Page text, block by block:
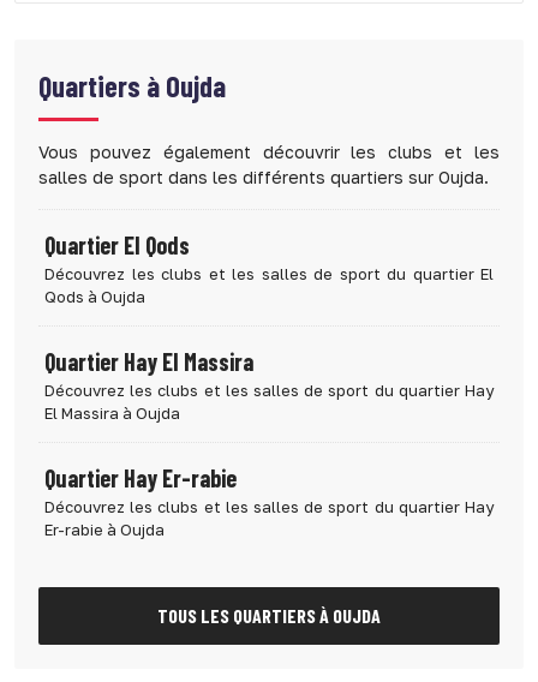
Quartiers à Oujda
Vous pouvez également découvrir les clubs et les
salles de sport dans les différents quartiers sur Oujda.
Quartier El Qods
Découvrez les clubs et les salles de sport du quartier El
Qods à Oujda
Quartier Hay El Massira
Découvrez les clubs et les salles de sport du quartier Hay
El Massira à Oujda
Quartier Hay Er-rabie
Découvrez les clubs et les salles de sport du quartier Hay
Er-rabie à Oujda
TOUS LES QUARTIERS À OUJDA